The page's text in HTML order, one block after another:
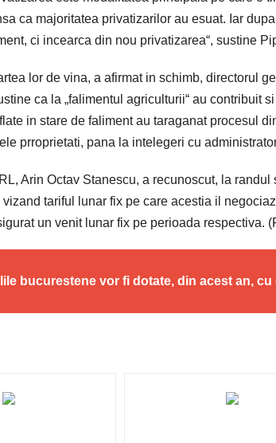
ca majoritatea privatizarilor au esuat. Iar
ci incearca din nou privatizarea“, sustine
lor de vina, a afirmat in schimb, directorul
ca la „falimentul agriculturii“ au contribuit
in stare de faliment au taraganat procesul
prroprietati, pana la intelegeri cu
Arin Octav Stanescu, a recunoscut, la
tariful lunar fix pe care acestia il
un venit lunar fix pe perioada respectiva.
bucurestene vor fi dotate, din acest an, cu